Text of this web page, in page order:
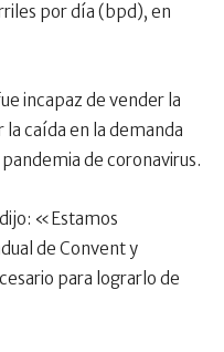
por día (bpd), en
incapaz de vender la
caída en la demanda
de coronavirus.
«Estamos
de Convent y
para lograrlo de